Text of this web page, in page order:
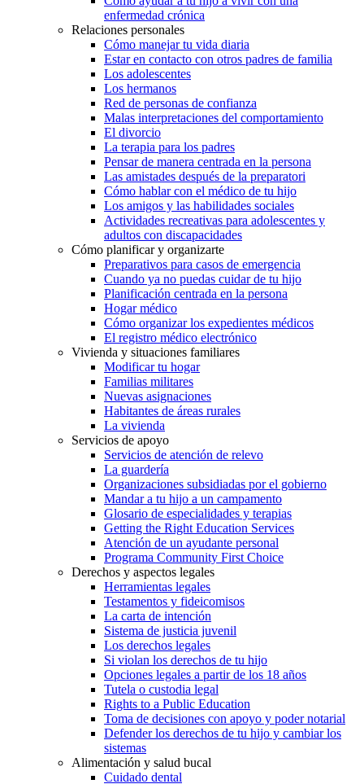
enfermedad crónica
Relaciones personales
Cómo manejar tu vida diaria
Estar en contacto con otros padres de familia
Los adolescentes
Los hermanos
Red de personas de confianza
Malas interpretaciones del comportamiento
El divorcio
La terapia para los padres
Pensar de manera centrada en la persona
Las amistades después de la preparatori
Cómo hablar con el médico de tu hijo
Los amigos y las habilidades sociales
Actividades recreativas para adolescentes y
adultos con discapacidades
Cómo planificar y organizarte
Preparativos para casos de emergencia
Cuando ya no puedas cuidar de tu hijo
Planificación centrada en la persona
Hogar médico
Cómo organizar los expedientes médicos
El registro médico electrónico
Vivienda y situaciones familiares
Modificar tu hogar
Familias militares
Nuevas asignaciones
Habitantes de áreas rurales
La vivienda
Servicios de apoyo
Servicios de atención de relevo
La guardería
Organizaciones subsidiadas por el gobierno
Mandar a tu hijo a un campamento
Glosario de especialidades y terapias
Getting the Right Education Services
Atención de un ayudante personal
Programa Community First Choice
Derechos y aspectos legales
Herramientas legales
Testamentos y fideicomisos
La carta de intención
Sistema de justicia juvenil
Los derechos legales
Si violan los derechos de tu hijo
Opciones legales a partir de los 18 años
Tutela o custodia legal
Rights to a Public Education
Toma de decisiones con apoyo y poder notarial
Defender los derechos de tu hijo y cambiar los
sistemas
Alimentación y salud bucal
Cuidado dental